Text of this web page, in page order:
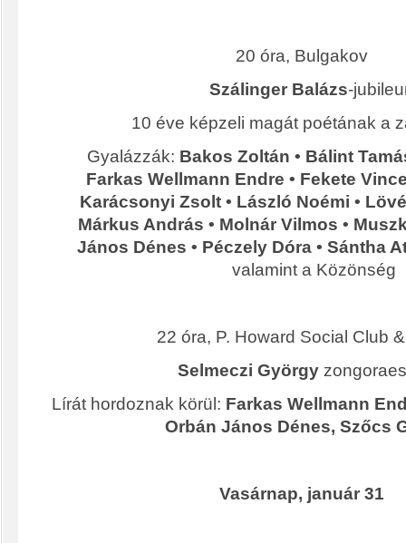
20 óra, Bulgakov
Szálinger Balázs-
10 éve képzeli magát poétának a
Gyalázzák: Bakos Zoltán • Bálint
Farkas Wellmann Endre • Fekete
Karácsonyi Zsolt • László Noémi •
Márkus András • Molnár Vilmos •
János Dénes • Péczely Dóra • Sántha
valamint a Közönség
22 óra, P. Howard Social Club
Selmeczi György
Lírát hordoznak körül: Farkas Wellmann
Orbán János Dénes, Szőcs
Vasárnap, január 31